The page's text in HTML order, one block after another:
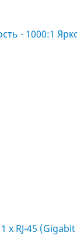
- 1000:1
x RJ-45